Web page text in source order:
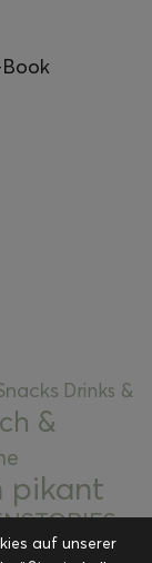
Drinks &
&
pikant
Kuchen und
auf unserer